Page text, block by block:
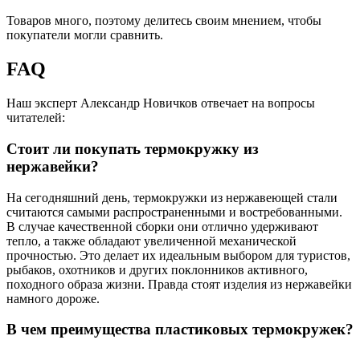
Товаров много, поэтому делитесь своим мнением, чтобы
покупатели могли сравнить.
FAQ
Наш эксперт Александр Новичков отвечает на вопросы
читателей:
Стоит ли покупать термокружку из
нержавейки?
На сегодняшний день, термокружки из нержавеющей стали
считаются самыми распространенными и востребованными.
В случае качественной сборки они отлично удерживают
тепло, а также обладают увеличенной механической
прочностью. Это делает их идеальным выбором для туристов,
рыбаков, охотников и других поклонников активного,
походного образа жизни. Правда стоят изделия из нержавейки
намного дороже.
В чем преимущества пластиковых термокружек?